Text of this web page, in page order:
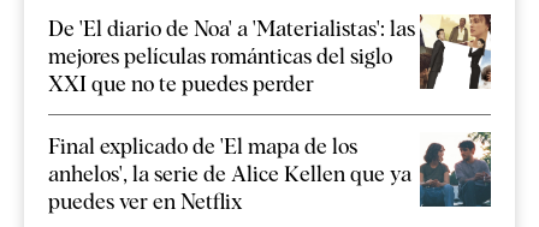
De 'El diario de Noa' a 'Materialistas': las
mejores películas románticas del siglo
XXI que no te puedes perder
Final explicado de 'El mapa de los
anhelos', la serie de Alice Kellen que ya
puedes ver en Netflix